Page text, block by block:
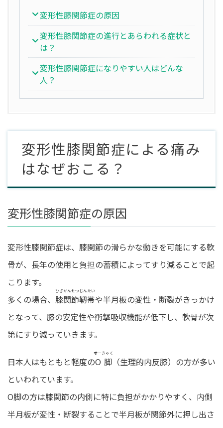
変形性膝関節症の原因
変形性膝関節症の進行とあらわれる症状と
は？
変形性膝関節症になりやすい人はどんな
人？
変形性膝関節症による痛み
はなぜおこる？
変形性膝関節症の原因
変形性膝関節症は、膝関節の滑らかな動きを可能にする軟
骨が、長年の使用と負担の蓄積によってすり減ることで起
こります。
多くの場合、 膝関節靭帯
ひざかんせつじんたい
や半月板の変性・断裂がきっかけ
となって、膝の安定性や衝撃吸収機能が低下し、軟骨が次
第にすり減っていきます。
日本人はもともと軽度のO脚
オーきゃく
（生理的内反膝）の方が多い
といわれています。
O脚の方は膝関節の内側に特に負担がかかりやすく、内側
半月板が変性・断裂することで半月板が関節外に押し出さ